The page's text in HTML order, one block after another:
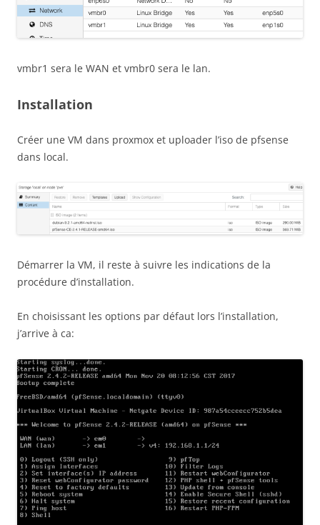
vmbr1 sera le WAN et vmbr0 sera le lan.
Installation
Créer une VM dans proxmox et uploader l’iso de pfsense
dans local.
Démarrer la VM, il reste à suivre les indications de la
procédure d’installation.
En choisissant les options par défaut lors l’installation,
j’arrive à ca: